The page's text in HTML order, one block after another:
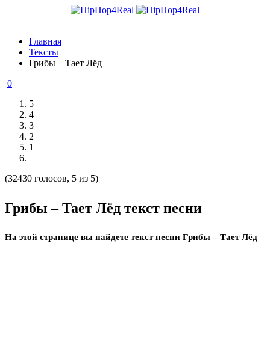
Главная
Тексты
Грибы – Тает Лёд
0
5
4
3
2
1
(32430 голосов, 5 из 5)
Грибы – Тает Лёд текст песни
На этой странице вы найдете текст песни Грибы – Тает Лёд